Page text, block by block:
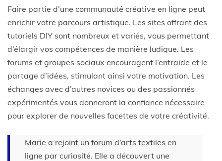
Faire partie d’une communauté créative en ligne peut
enrichir votre parcours artistique. Les sites offrant des
tutoriels DIY sont nombreux et variés, vous permettant
d’élargir vos compétences de manière ludique. Les
forums et groupes sociaux encouragent l’entraide et le
partage d’idées, stimulant ainsi votre motivation. Les
échanges avec d’autres novices ou des passionnés
expérimentés vous donneront la confiance nécessaire
pour explorer de nouvelles facettes de votre créativité.
Marie a rejoint un forum d’arts textiles en
ligne par curiosité. Elle a découvert une